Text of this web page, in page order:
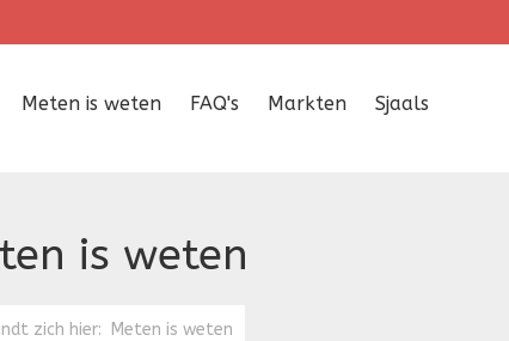
Meten is weten FAQ's Markten Sjaals
is weten
zich hier: Meten is weten